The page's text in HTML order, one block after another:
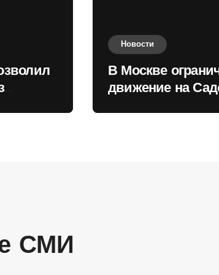
Новости
В Москве
движение на
СМИ